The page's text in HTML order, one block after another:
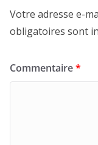
Votre adresse e-
obligatoires sont
Commentaire*